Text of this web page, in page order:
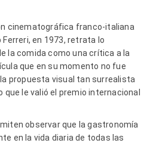
cinematográfica franco-italiana
Ferreri, en 1973, retrata lo
la comida como una crítica a la
que en su momento no fue
propuesta visual tan surrealista
que le valió el premio internacional
observar que la gastronomía
en la vida diaria de todas las